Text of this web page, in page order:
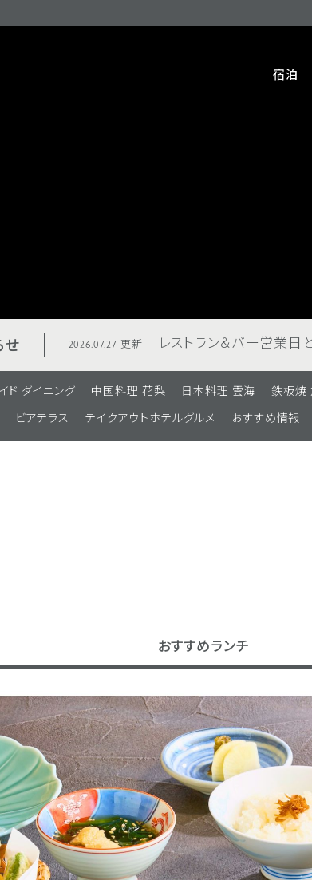
宿泊
せ 2026.07.27 更新 レストラン＆バー営業日
ド ダイニング 中国料理 花梨 日本料理 雲海 鉄板焼
ビアテラス テイクアウトホテルグルメ おすすめ情報
おすすめランチ